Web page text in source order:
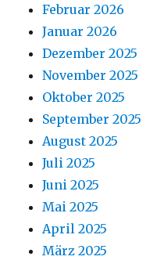
Februar 2026
Januar 2026
Dezember 2025
November 2025
Oktober 2025
September 2025
August 2025
Juli 2025
Juni 2025
Mai 2025
April 2025
März 2025